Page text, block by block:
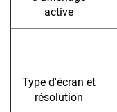
active
Type d'écran et
résolution